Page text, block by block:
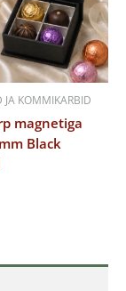
JA KOMMIKARBID
magnetiga
Black